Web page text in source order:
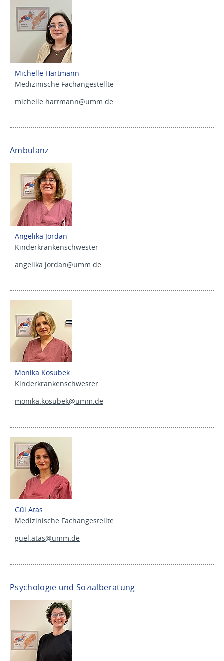
Michelle Hartmann
Medizinische Fachangestellte
michelle.hartmann@umm.de
Ambulanz
Angelika Jordan
Kinderkrankenschwester
angelika.jordan@umm.de
Monika Kosubek
Kinderkrankenschwester
monika.kosubek@umm.de
Gül Atas
Medizinische Fachangestellte
guel.atas@umm.de
Psychologie und Sozialberatung